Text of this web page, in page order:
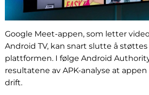
Google Meet-appen, som letter
Android TV, kan snart slutte å
plattformen. I følge Android
resultatene av APK-analyse at
drift.